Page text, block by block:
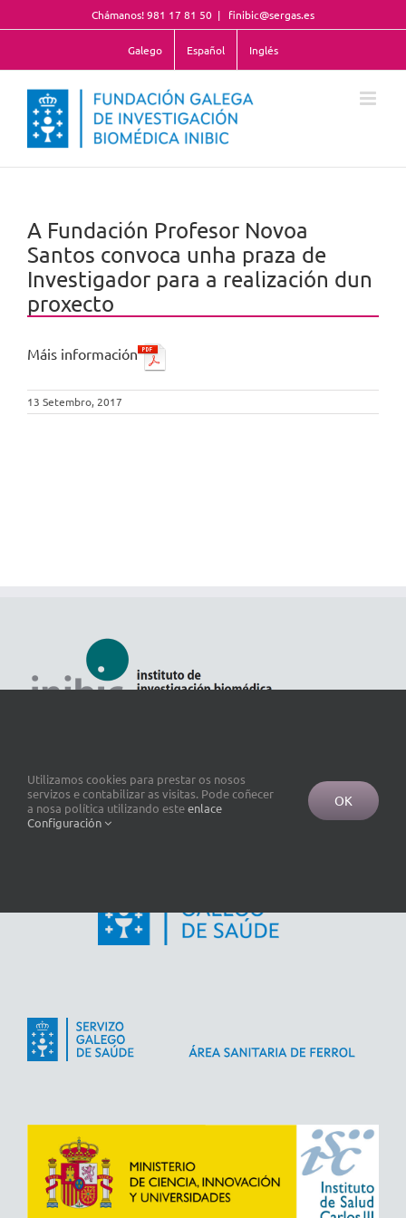
to
Chámanos! 981 17 81 50 | finibic@sergas.es
Galego Español Inglés
A Fundación Profesor Novoa
Santos convoca unha praza de
Investigador para a realización dun
proxecto
Máis información
13 Setembro, 2017
Utilizamos cookies para prestar os nosos
servizos e contabilizar as visitas. Pode coñecer
a nosa política utilizando esteenlace
Configuración
OK